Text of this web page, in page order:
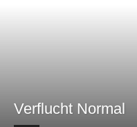
Verflucht Normal